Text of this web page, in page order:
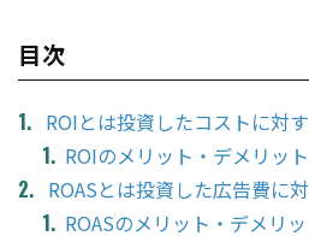
目次
ROIとは投資したコストに対
ROIのメリット・デメリット
ROASとは投資した広告費に
ROASのメリット・デメリ